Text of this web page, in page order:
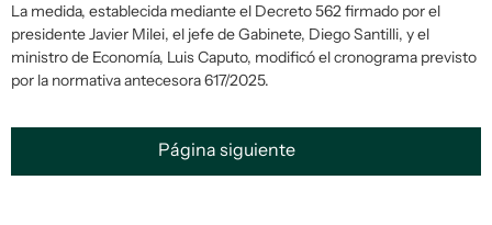
La medida, establecida mediante el Decreto 562 firmado por el
presidente Javier Milei, el jefe de Gabinete, Diego Santilli, y el
ministro de Economía, Luis Caputo, modificó el cronograma previsto
por la normativa antecesora 617/2025.
Página siguiente